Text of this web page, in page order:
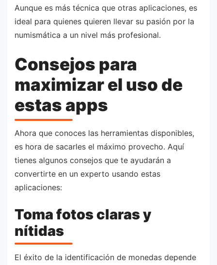
Aunque es más técnica que otras aplicaciones, es
ideal para quienes quieren llevar su pasión por la
numismática a un nivel más profesional.
Consejos para
maximizar el uso de
estas apps
Ahora que conoces las herramientas disponibles,
es hora de sacarles el máximo provecho. Aquí
tienes algunos consejos que te ayudarán a
convertirte en un experto usando estas
aplicaciones:
Toma fotos claras y
nítidas
El éxito de la identificación de monedas depende